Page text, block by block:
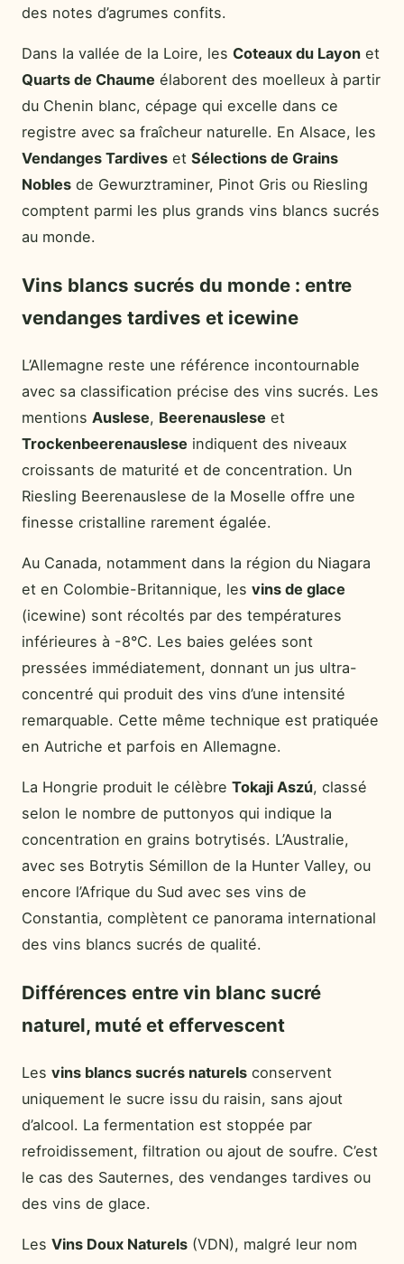
des notes d’agrumes confits.
Dans la vallée de la Loire, les Coteaux du Layon et
Quarts de Chaume élaborent des moelleux à partir
du Chenin blanc, cépage qui excelle dans ce
registre avec sa fraîcheur naturelle. En Alsace, les
Vendanges Tardives et Sélections de Grains
Nobles de Gewurztraminer, Pinot Gris ou Riesling
comptent parmi les plus grands vins blancs sucrés
au monde.
Vins blancs sucrés du monde : entre
vendanges tardives et icewine
L’Allemagne reste une référence incontournable
avec sa classification précise des vins sucrés. Les
mentions Auslese, Beerenauslese et
Trockenbeerenauslese indiquent des niveaux
croissants de maturité et de concentration. Un
Riesling Beerenauslese de la Moselle offre une
finesse cristalline rarement égalée.
Au Canada, notamment dans la région du Niagara
et en Colombie-Britannique, les vins de glace
(icewine) sont récoltés par des températures
inférieures à -8°C. Les baies gelées sont
pressées immédiatement, donnant un jus ultra-
concentré qui produit des vins d’une intensité
remarquable. Cette même technique est pratiquée
en Autriche et parfois en Allemagne.
La Hongrie produit le célèbre Tokaji Aszú, classé
selon le nombre de puttonyos qui indique la
concentration en grains botrytisés. L’Australie,
avec ses Botrytis Sémillon de la Hunter Valley, ou
encore l’Afrique du Sud avec ses vins de
Constantia, complètent ce panorama international
des vins blancs sucrés de qualité.
Différences entre vin blanc sucré
naturel, muté et effervescent
Les vins blancs sucrés naturels conservent
uniquement le sucre issu du raisin, sans ajout
d’alcool. La fermentation est stoppée par
refroidissement, filtration ou ajout de soufre. C’est
le cas des Sauternes, des vendanges tardives ou
des vins de glace.
Les Vins Doux Naturels (VDN), malgré leur nom